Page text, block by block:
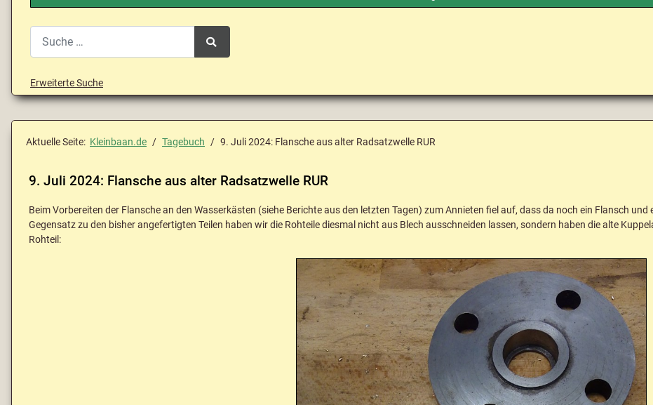
Erweiterte Suche
Aktuelle Seite: Kleinbaan.de Tagebuch 9. Juli 2024: Flansche aus alter Radsatzwelle RUR
9. Juli 2024: Flansche aus alter Radsatzwelle RUR
Beim Vorbereiten der Flansche an den Wasserkästen (siehe Berichte aus den letzten Tagen) zum Annieten fiel auf, dass da noch ein Flansch
Gegensatz zu den bisher angefertigten Teilen haben wir die Rohteile diesmal nicht aus Blech ausschneiden lassen, sondern haben die alte
Rohteil: